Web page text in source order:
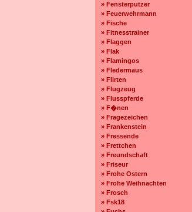
» Fensterputzer
» Feuerwehrmann
» Fische
» Fitnesstrainer
» Flaggen
» Flak
» Flamingos
» Fledermaus
» Flirten
» Flugzeug
» Flusspferde
» F�nen
» Fragezeichen
» Frankenstein
» Fressende
» Frettchen
» Freundschaft
» Friseur
» Frohe Ostern
» Frohe Weihnachten
» Frosch
» Fsk18